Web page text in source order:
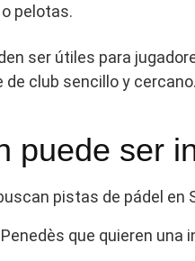
pelotas.
ser útiles para
club sencillo y cercano.
puede ser
pistas de pádel en
que quieren una